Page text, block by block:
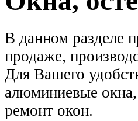
В данном разделе
продаже,
Для Вашего
алюминиевые
ремонт окон.